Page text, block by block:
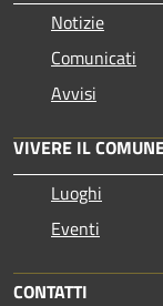
Notizie
Comunicati
Avvisi
VIVERE IL
Luoghi
Eventi
CONTATTI